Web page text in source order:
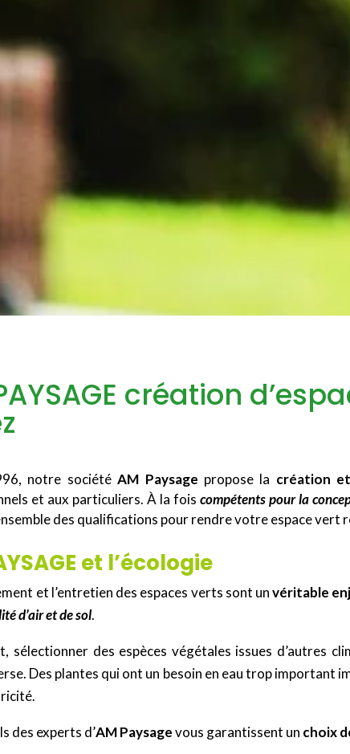
création
notre sociétéAM Paysage propose la création et
et aux particuliers. À la fois compétents pour la
des qualifications pour rendre votre espace vert
et l’écologie
et l’entretien des espaces verts sont unvéritable
d’air et de sol.
sélectionner des espèces végétales issues d’autres
Des plantes qui ont un besoin en eau trop important
des experts d’AM Paysagevous garantissent un choix